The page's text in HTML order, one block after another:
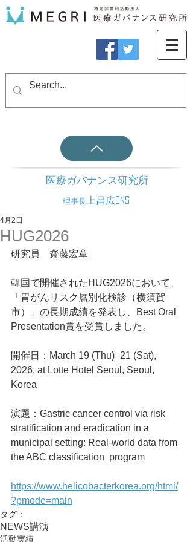
医療ガバナンス研究所
理事長 上昌広SNS
HUG2026
4月2日
研究員　齋藤宏章
韓国で開催されたHUG2026において、
「胃がんリスク層別化検診（横須賀
市）」の長期成績を発表し、Best Oral
Presentation賞を受賞しました。
開催日：March 19 (Thu)–21 (Sat),
2026, at Lotte Hotel Seoul, Seoul,
Korea
演題：Gastric cancer control via risk
stratification and eradication in a
municipal setting: Real-world data from
the ABC classification  program
https://www.helicobacterkorea.org/html/
?pmode=main
タグ：
NEWS講演
活動実績